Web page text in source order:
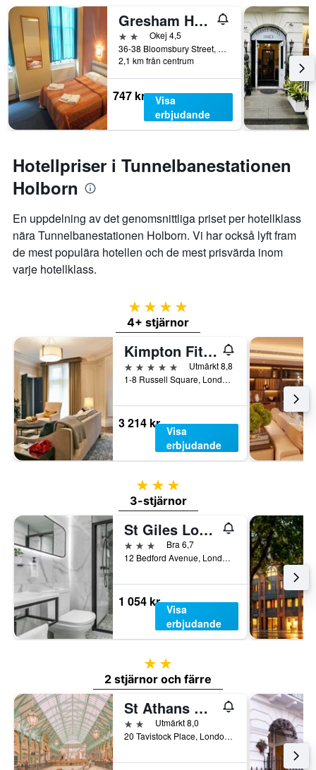
Gresham Hotel Bloomsbury
2 stjärnorOkej 4,5
36-38 Bloomsbury Street, London, Storbritannien
2,1 km från centrum
747 kr
Visa
erbjudande
Hotellpriser i Tunnelbanestationen
Holborn
En uppdelning av det genomsnittliga priset per hotellklass
nära Tunnelbanestationen Holborn. Vi har också lyft fram
de mest populära hotellen och de mest prisvärda inom
varje hotellklass.
4 stjärnor
4+ stjärnor
Kimpton Fitzroy London
5 stjärnor
Utmärkt 8,8
1-8 Russell Square, London, Storbritannien
3 214 kr
Visa
erbjudande
3 stjärnor
3-stjärnor
St Giles London A St Giles Hotel
3 stjärnorBra 6,7
12 Bedford Avenue, London, Storbritannien
1 054 kr
Visa
erbjudande
2 stjärnor
2 stjärnor och färre
St Athans Hotel
2 stjärnorUtmärkt 8,0
20 Tavistock Place, London, Storbritannien